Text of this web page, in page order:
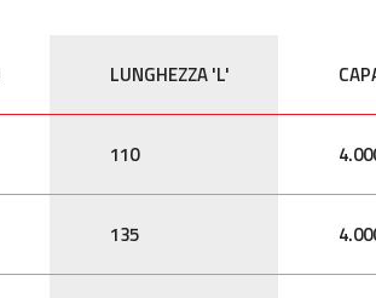
LUNGHEZZA 'L'
110
135